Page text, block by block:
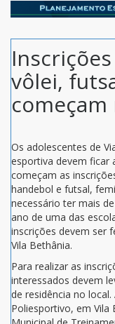
ES
vôlei,
começam
Os adolescentes de
esportiva devem ficar
começam as
handebol e futsal,
necessário ter mais
ano de uma das
inscrições devem ser
Vila Bethânia.
Para realizar as
interessados devem
de residência no
Poliesportivo, em Vila